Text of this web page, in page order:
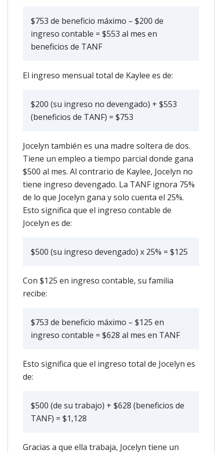
$753 de beneficio máximo – $200 de
ingreso contable = $553 al mes en
beneficios de TANF
El ingreso mensual total de Kaylee es de:
$200 (su ingreso no devengado) + $553
(beneficios de TANF) = $753
Jocelyn también es una madre soltera de dos.
Tiene un empleo a tiempo parcial donde gana
$500 al mes. Al contrario de Kaylee, Jocelyn no
tiene ingreso devengado. La TANF ignora 75%
de lo que Jocelyn gana y solo cuenta el 25%.
Esto significa que el ingreso contable de
Jocelyn es de:
$500 (su ingreso devengado) x 25% = $125
Con $125 en ingreso contable, su familia
recibe:
$753 de beneficio máximo – $125 en
ingreso contable = $628 al mes en TANF
Esto significa que el ingreso total de Jocelyn es
de:
$500 (de su trabajo) + $628 (beneficios de
TANF) = $1,128
Gracias a que ella trabaja, Jocelyn tiene un